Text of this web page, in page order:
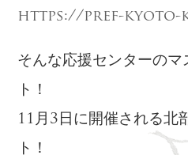
https://pref-kyoto-
そんな応援センターのマ
ト！
11月3日に開催される北
ト！